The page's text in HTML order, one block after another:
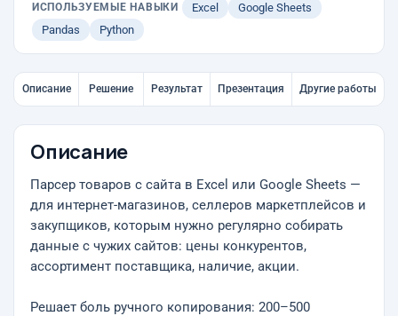
ИСПОЛЬЗУЕМЫЕ НАВЫКИ Excel
Google Sheets
Pandas
Python
Описание Решение Результат Презентация Другие работы
Описание
Парсер товаров с сайта в Excel или Google Sheets —
для интернет-магазинов, селлеров маркетплейсов и
закупщиков, которым нужно регулярно собирать
данные с чужих сайтов: цены конкурентов,
ассортимент поставщика, наличие, акции.
Решает боль ручного копирования: 200–500